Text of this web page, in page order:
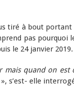
tiré à bout
pas pourquoi
le 24 janvier 2019.
mais quand on
s’est- elle